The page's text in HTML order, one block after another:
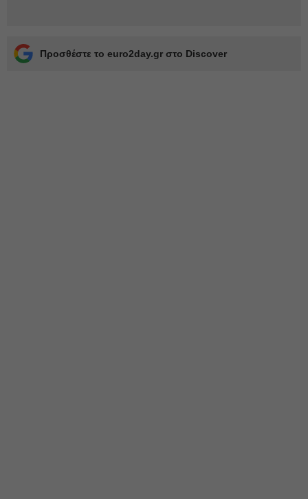
Προσθέστε το euro2day.gr στο Discover